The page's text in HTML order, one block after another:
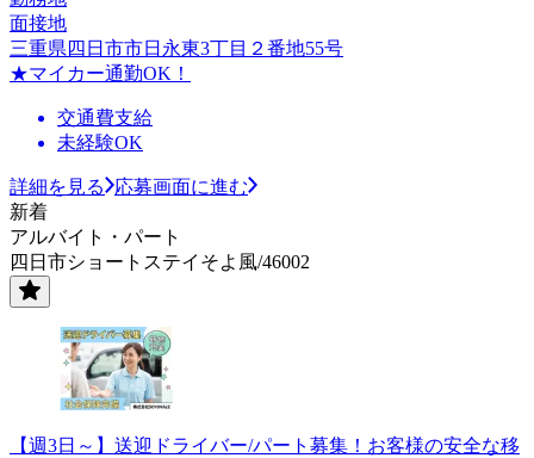
面接地
三重県四日市市日永東3丁目２番地55号
★マイカー通勤OK！
交通費支給
未経験OK
詳細を見る
応募画面に進む
新着
アルバイト・パート
四日市ショートステイそよ風/46002
【週3日～】送迎ドライバー/パート募集！お客様の安全な移